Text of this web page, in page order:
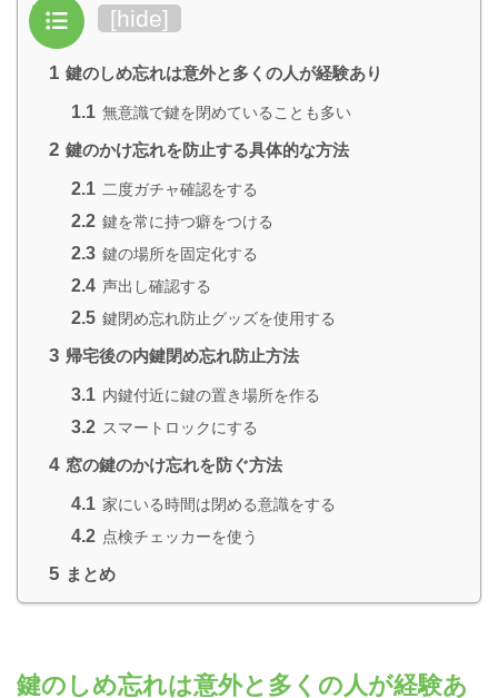
目次 [hide]
1 鍵のしめ忘れは意外と多くの人が経験あり
1.1 無意識で鍵を閉めていることも多い
2 鍵のかけ忘れを防止する具体的な方法
2.1 二度ガチャ確認をする
2.2 鍵を常に持つ癖をつける
2.3 鍵の場所を固定化する
2.4 声出し確認する
2.5 鍵閉め忘れ防止グッズを使用する
3 帰宅後の内鍵閉め忘れ防止方法
3.1 内鍵付近に鍵の置き場所を作る
3.2 スマートロックにする
4 窓の鍵のかけ忘れを防ぐ方法
4.1 家にいる時間は閉める意識をする
4.2 点検チェッカーを使う
5 まとめ
鍵のしめ忘れは意外と多くの人が経験あ